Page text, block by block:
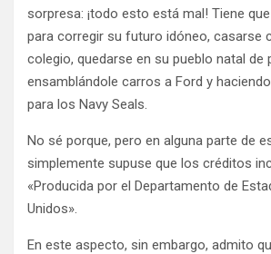
sorpresa: ¡todo esto está mal! Tiene
para corregir su futuro idóneo, casarse
colegio, quedarse en su pueblo natal de
ensamblándole carros a Ford y
para los Navy Seals.
No sé porque, pero en alguna parte de
simplemente supuse que los créditos
«Producida por el Departamento de
Unidos».
En este aspecto, sin embargo, admito